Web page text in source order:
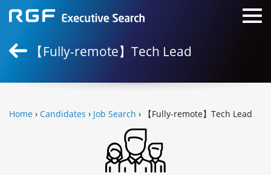
【Fully-remote】Tech Lead
Home › Candidates › Job Search › 【Fully-remote】Tech Lead